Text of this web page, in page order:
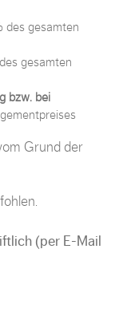
des gesamten
gesamten
bzw. bei
Grund der
(per E-Mail